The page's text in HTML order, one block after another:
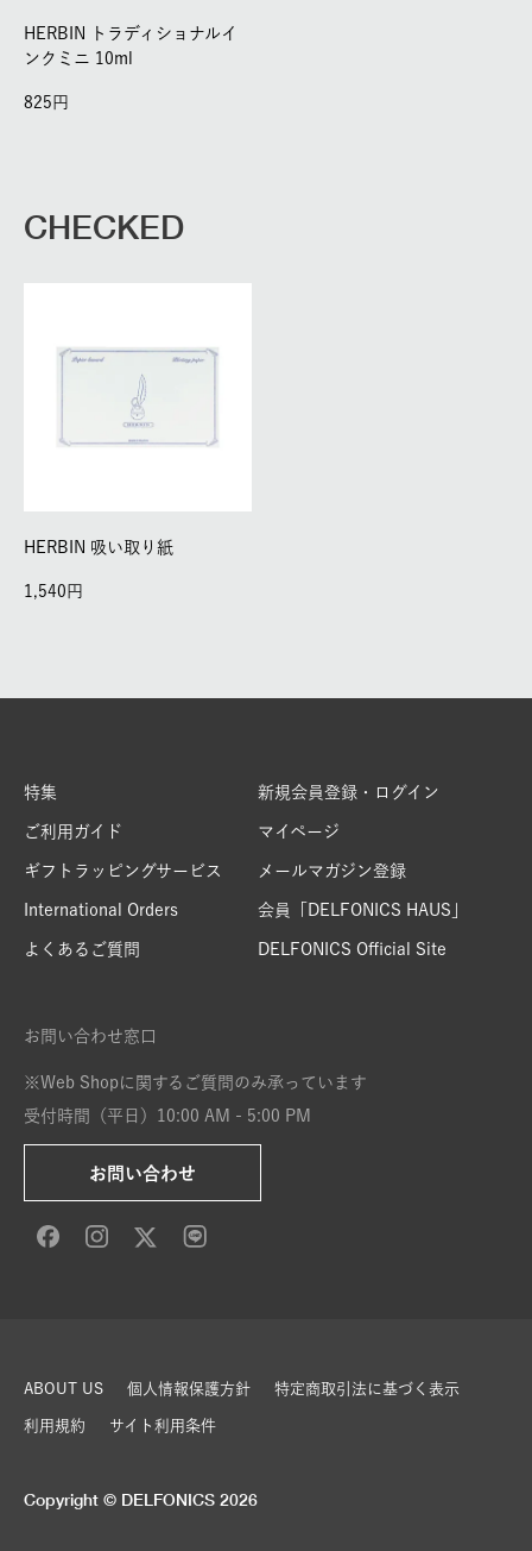
HERBIN トラディショナルイ
ンクミニ 10ml
825
CHECKED
HERBIN 吸い取り紙
1,540
特集
ご利用ガイド
ギフトラッピングサービス
International Orders
よくあるご質問
新規会員登録・ログイン
マイページ
メールマガジン登録
会員「DELFONICS HAUS」
DELFONICS Official Site
お問い合わせ窓口
※Web Shopに関するご質問のみ承っています
受付時間（平日）10:00 AM - 5:00 PM
お問い合わせ
ABOUT US 個人情報保護方針 特定商取引法に基づく表示
利用規約 サイト利用条件
Copyright © DELFONICS 2026